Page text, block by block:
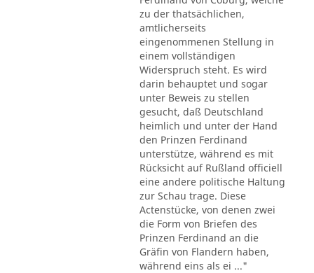
zu der thatsächlichen,
amtlicherseits
eingenommenen Stellung in
einem vollständigen
Widerspruch steht. Es wird
darin behauptet und sogar
unter Beweis zu stellen
gesucht, daß Deutschland
heimlich und unter der Hand
den Prinzen Ferdinand
unterstütze, während es mit
Rücksicht auf Rußland officiell
eine andere politische Haltung
zur Schau trage. Diese
Actenstücke, von denen zwei
die Form von Briefen des
Prinzen Ferdinand an die
Gräfin von Flandern haben,
während eins als ei ..."